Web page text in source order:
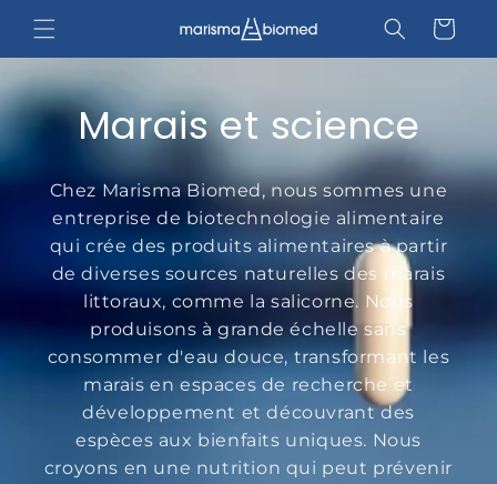
passer
au
contenu
Panier
Marais et science
Chez Marisma Biomed, nous sommes une
entreprise de biotechnologie alimentaire
qui crée des produits alimentaires à partir
de diverses sources naturelles des marais
littoraux, comme la salicorne. Nous
produisons à grande échelle sans
consommer d'eau douce, transformant les
marais en espaces de recherche et
développement et découvrant des
espèces aux bienfaits uniques. Nous
croyons en une nutrition qui peut prévenir